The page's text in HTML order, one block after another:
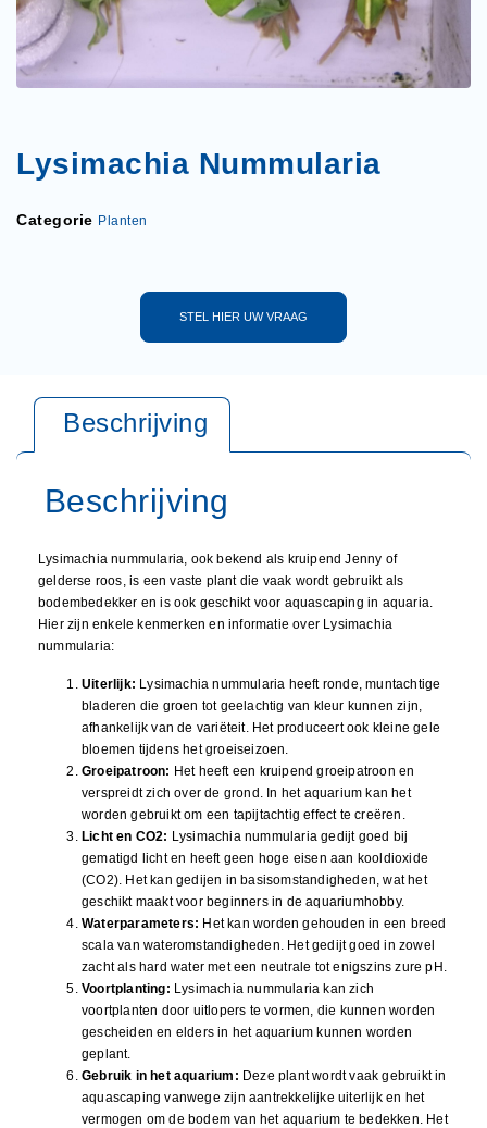
Lysimachia Nummularia
Categorie Planten
STEL HIER UW VRAAG
Lysimachia nummularia, ook bekend als kruipend Jenny of
gelderse roos, is een vaste plant die vaak wordt gebruikt als
bodembedekker en is ook geschikt voor aquascaping in aquaria.
Hier zijn enkele kenmerken en informatie over Lysimachia
nummularia:
Uiterlijk: Lysimachia nummularia heeft ronde, muntachtige
bladeren die groen tot geelachtig van kleur kunnen zijn,
afhankelijk van de variëteit. Het produceert ook kleine gele
bloemen tijdens het groeiseizoen.
Groeipatroon: Het heeft een kruipend groeipatroon en
verspreidt zich over de grond. In het aquarium kan het
worden gebruikt om een tapijtachtig effect te creëren.
Licht en CO2: Lysimachia nummularia gedijt goed bij
gematigd licht en heeft geen hoge eisen aan kooldioxide
(CO2). Het kan gedijen in basisomstandigheden, wat het
geschikt maakt voor beginners in de aquariumhobby.
Waterparameters: Het kan worden gehouden in een breed
scala van wateromstandigheden. Het gedijt goed in zowel
zacht als hard water met een neutrale tot enigszins zure pH.
Voortplanting: Lysimachia nummularia kan zich
voortplanten door uitlopers te vormen, die kunnen worden
gescheiden en elders in het aquarium kunnen worden
geplant.
Gebruik in het aquarium: Deze plant wordt vaak gebruikt in
aquascaping vanwege zijn aantrekkelijke uiterlijk en het
vermogen om de bodem van het aquarium te bedekken. Het